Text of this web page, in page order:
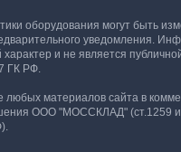
оборудования могут быть
уведомления.
и не является
ГК РФ.
материалов сайта в
ООО "МОССКЛАД" (ст.1259 и